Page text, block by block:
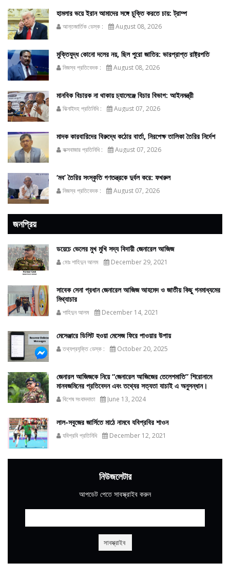
হামলার ভয়ে ইরান আমাদের সঙ্গে চুক্তি করতে চায়: ট্রাম্প
আন্তজার্তিক ডেস্ক : August 08, 2026
মুক্তিযুদ্ধ কোনো দলের নয়, ছিল পুরো জাতির: ভারপ্রাপ্ত রাষ্ট্রপতি
নিজস্ব প্রতিবেদক : August 08, 2026
মানবিক বিচারক না থাকায় চ্যালেঞ্জে বিচার বিভাগ: আইনমন্ত্রী
ঝিনাইদহ প্রতিনিধি : August 07, 2026
মাদক কারবারিদের বিরুদ্ধে কঠোর বার্তা, নিরপেক্ষ তালিকা তৈরির নির্দেশ
কক্সবাজার প্রতিনিধি : August 07, 2026
‘মব’ তৈরির সংস্কৃতি গণতন্ত্রকে দুর্বল করে: ফখরুল
নিজস্ব প্রতিবেদক : August 07, 2026
জনপ্রিয়
ডয়েচে ভেলের মুখ মুখি সদ্য বিদায়ী জেনারেল আজিজ
মোঃ শাহিদুন আলম December 29, 2021
সাবেক সেনা প্রধান জেনারেল আজিজ আহমেদ ও জাতীয় কিছু গনমাধ্যমের
মিথ্যাচার
শাহিদুন আলম December 14, 2021
মেসেঞ্জারে ডিলিট হওয়া মেসেজ ফিরে পাওয়ার উপায়
তথ্যপ্রযুক্তি ডেস্ক : October 20, 2025
জেনারল আজিজকে নিয়ে “জেনারেল আজিজের তেলেশমাতি” শিরোনামে
মানবজমিনের প্রতিবেদন এবং তথ্যের সত্যতা যাচাই এ অনুসন্ধান।
বিশেষ সংবাদদাতা June 13, 2024
লাল-সবুজের জার্সিতে মাঠে নামবে যবিপ্রবির শাওন
যবিপ্রবি প্রতিনিধি December 12, 2021
নিউজলেটার
আপডেট পেতে সাবস্ক্রাইব করুন